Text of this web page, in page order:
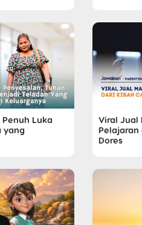
Luka
yang
Viral Jual
Pelajaran
Dores